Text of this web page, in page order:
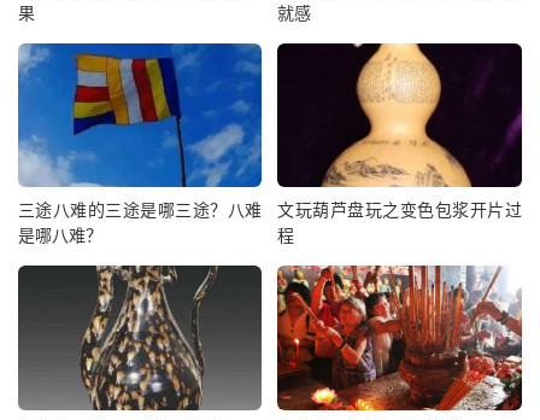
果
就感
三途八难的三途是哪三途？八难
是哪八难？
文玩葫芦盘玩之变色包浆开片过
程